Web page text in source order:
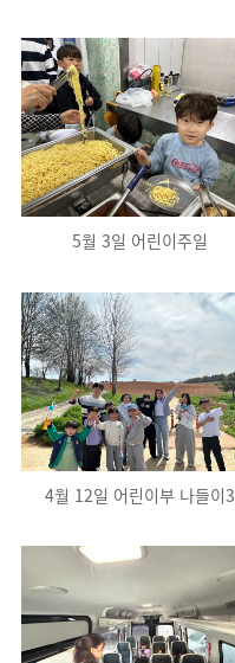
5월 3일 어린이주일
4월 12일 어린이부 나들이3